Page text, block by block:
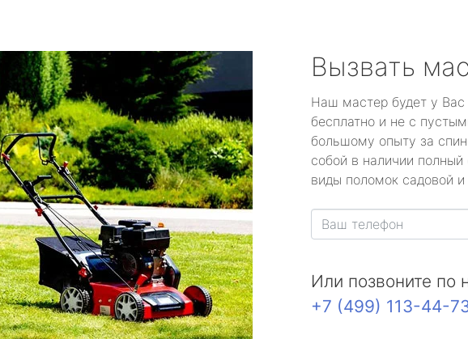
Вызвать
Наш мастер будет у
бесплатно и не с
большому опыту за
собой в наличии
виды поломок садовой и
Или позвоните по
+7 (499) 113-44-